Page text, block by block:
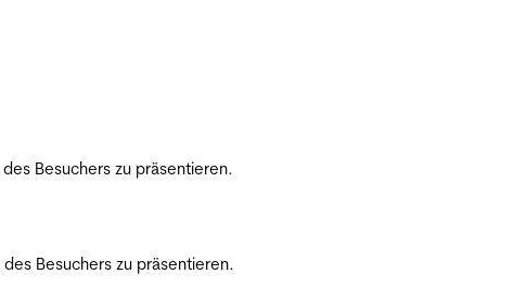
Besuchers zu präsentieren.
Besuchers zu präsentieren.